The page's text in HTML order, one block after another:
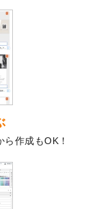
テンプレート
レート
ダーデザイン
した。
ンテンプレー
ト
作成もOK！